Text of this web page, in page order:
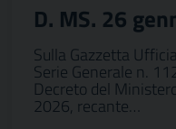
D. MS. 26
Sulla Gazzetta
Serie Generale n.
Decreto del
2026, recante…